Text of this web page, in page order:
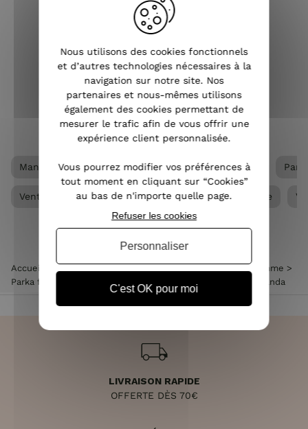
mode, la parka est devenue un
indispensable dans la garde-robe
féminine. Que ce soit pour affronter la
fraîcheur d'une matinée printanière,
les intempéries automnales ou les
froids hivernaux, la ...
VOIR L'ARTICLE
Manteau femme Manteau femme grande taille
Ventes privées Vêtements Grandes tailles femme
Accueil Parka femme >
Parka femme bronze réversible fausse fourrure taupe Armanda
LIVRAISON RAPIDE
OFFERTE DÈS 70€
Nous utilisons des cookies fonctionnels
et d’autres technologies nécessaires à la
navigation sur notre site. Nos
partenaires et nous-mêmes utilisons
également des cookies permettant de
mesurer le trafic afin de vous offrir une
expérience client personnalisée.
Vous pourrez modifier vos préférences à
tout moment en cliquant sur “Cookies”
au bas de n'importe quelle page.
C'est OK pour moi
Refuser les cookies
Personnaliser